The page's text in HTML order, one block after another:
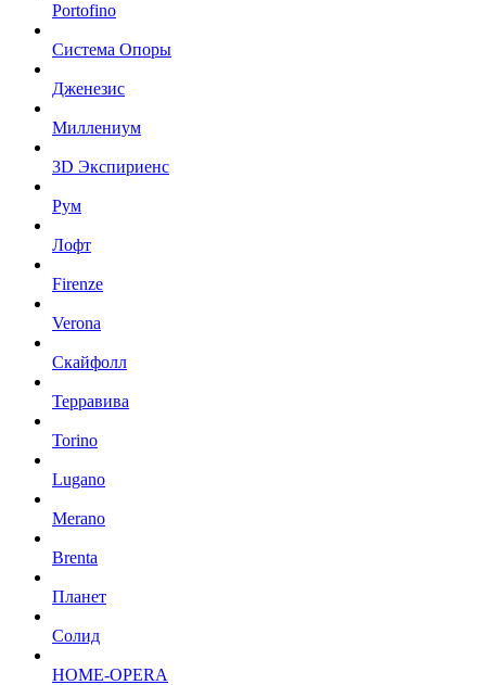
Portofino
Система Опоры
Дженезис
Миллениум
3D Экспириенс
Рум
Лофт
Firenze
Verona
Скайфолл
Терравива
Torino
Lugano
Merano
Brenta
Планет
Солид
HOME-OPERA